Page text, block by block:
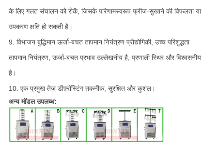
के लिए गलत संचालन को रोकें, जिसके परिणामस्वरूप फ्रीज-सुखाने की विफलता या
उपकरण क्षति हो सकती है।
9. विभाजन बुद्धिमान ऊर्जा-बचत तापमान नियंत्रण प्रौद्योगिकी, उच्च परिशुद्धता
तापमान नियंत्रण, ऊर्जा-बचत प्रभाव उल्लेखनीय है, प्रणाली स्थिर और विश्वसनीय
है।
10. एक प्रमुख तेज़ डीफ़्रॉस्टिंग तकनीक, सुरक्षित और कुशल।
अन्य मॉडल उपलब्ध: